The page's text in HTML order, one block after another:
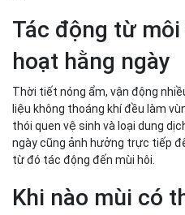
Tác động từ
hoạt hằng ngày
Thời tiết nóng ẩm, vận động
liệu không thoáng khí đều làm
thói quen vệ sinh và loại dung
ngày cũng ảnh hưởng trực tiếp
từ đó tác động đến mùi hôi.
Khi nào mùi có